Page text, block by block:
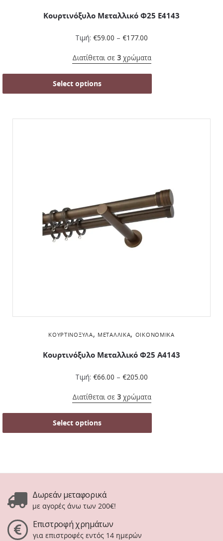
Κουρτινόξυλο Μεταλλικό Φ25 Ε4143
Τιμή: €59.00 – €177.00
Διατίθεται σε 3χρώματα
Select options
ΚΟΥΡΤΙΝΌΞΥΛΑ, ΜΕΤΑΛΛΙΚΆ, ΟΙΚΟΝΟΜΙΚΆ
Κουρτινόξυλο Μεταλλικό Φ25 Α4143
Τιμή: €66.00 – €205.00
Διατίθεται σε 3χρώματα
Select options
Δωρεάν μεταφορικά
με αγορές άνω των 200€!
Επιστροφή χρημάτων
για επιστροφές εντός 14 ημερών